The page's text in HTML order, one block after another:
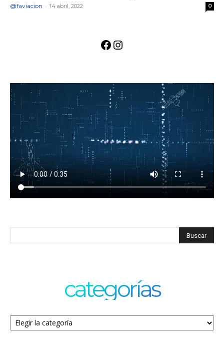
@faviacion - 14 abril, 2022 0
Facebook
Instagram
categorías
Categorías